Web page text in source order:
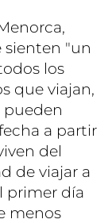
sienten "un
los
que viajan,
pueden
a partir
del
de viajar a
primer día
menos